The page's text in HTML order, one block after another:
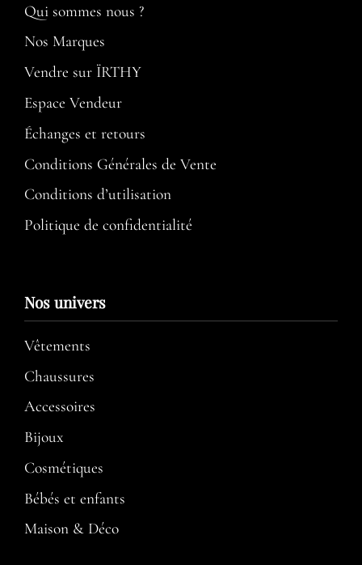
Qui sommes nous ?
Nos Marques
Vendre sur ÏRTHY
Espace Vendeur
Échanges et retours
Conditions Générales de Vente
Conditions d’utilisation​
Politique de confidentialité
Nos univers
Vêtements
Chaussures
Accessoires
Bijoux
Cosmétiques
Bébés et enfants
Maison & Déco